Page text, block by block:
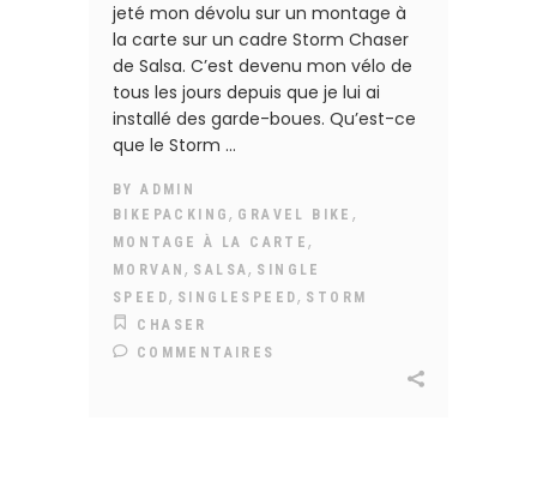
jeté mon dévolu sur un montage à
la carte sur un cadre Storm Chaser
de Salsa. C’est devenu mon vélo de
tous les jours depuis que je lui ai
installé des garde-boues. Qu’est-ce
que le Storm
BYADMIN
BIKEPACKING, GRAVEL BIKE ,
MONTAGE À LA CARTE,
MORVAN, SALSA, SINGLE
SPEED, SINGLESPEED, STORM
CHASER
COMMENTAIRES